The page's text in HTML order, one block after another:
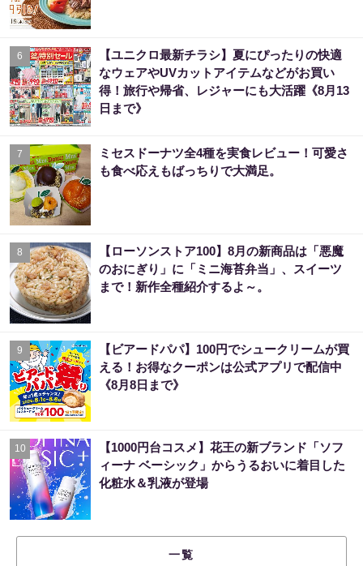
6
【ユニクロ最新チラシ】夏にぴったりの快適
なウェアやUVカットアイテムなどがお買い
得！旅行や帰省、レジャーにも大活躍《8月13
日まで》
7
ミセスドーナツ全4種を実食レビュー！可愛さ
も食べ応えもばっちりで大満足。
8
【ローソンストア100】8月の新商品は「悪魔
のおにぎり」に「ミニ海苔弁当」、スイーツ
まで！新作全種紹介するよ～。
9
【ビアードパパ】100円でシュークリームが買
える！お得なクーポンは公式アプリで配信中
《8月8日まで》
10
【1000円台コスメ】花王の新ブランド「ソフ
ィーナ ベーシック」からうるおいに着目した
化粧水＆乳液が登場
一覧